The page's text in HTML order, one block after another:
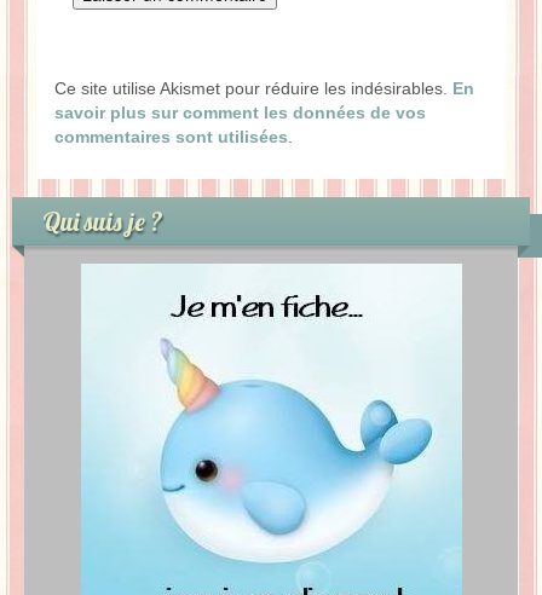
Ce site utilise Akismet pour réduire les indésirables. En
savoir plus sur comment les données de vos
commentaires sont utilisées
Qui suis je ?